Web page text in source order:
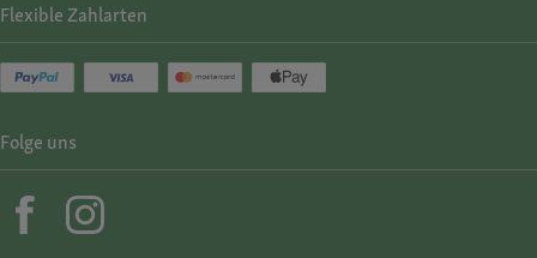
Flexible Zahlarten
Folge uns